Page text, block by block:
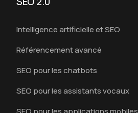
Intelligence artificielle et SEO
Référencement avancé
SEO pour les chatbots
SEO pour les assistants vocaux